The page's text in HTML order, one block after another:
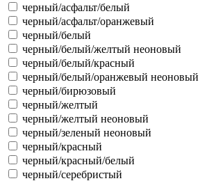
черный/асфальт/белый
черный/асфальт/оранжевый
черный/белый
черный/белый/желтый неоновый
черный/белый/красный
черный/белый/оранжевый неоновый
черный/бирюзовый
черный/желтый
черный/желтый неоновый
черный/зеленый неоновый
черный/красный
черный/красный/белый
черный/серебристый